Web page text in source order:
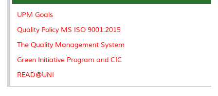
o
r
I
n
e
UPM Goals
Quality Policy MS ISO 9001:2015
The Quality Management System
Green Initiative Program and CIC
READ@UNI